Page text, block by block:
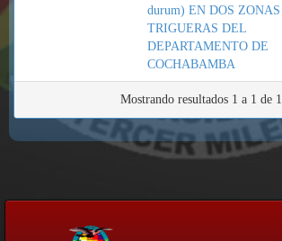
durum) EN DOS ZONAS
TRIGUERAS DEL
DEPARTAMENTO DE
COCHABAMBA
Mostrando resultados 1 a 1 de 1